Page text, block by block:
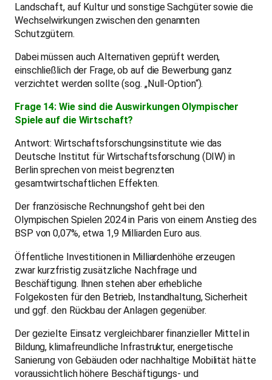
Landschaft, auf Kultur und sonstige Sachgüter sowie die
Wechselwirkungen zwischen den genannten
Schutzgütern.
Dabei müssen auch Alternativen geprüft werden,
einschließlich der Frage, ob auf die Bewerbung ganz
verzichtet werden sollte (sog. „Null-Option“).
Frage 14: Wie sind die Auswirkungen Olympischer
Spiele auf die Wirtschaft?
Antwort: Wirtschaftsforschungsinstitute wie das
Deutsche Institut für Wirtschaftsforschung (DIW) in
Berlin sprechen von meist begrenzten
gesamtwirtschaftlichen Effekten.
Der französische Rechnungshof geht bei den
Olympischen Spielen 2024 in Paris von einem Anstieg des
BSP von 0,07%, etwa 1,9 Milliarden Euro aus.
Öffentliche Investitionen in Milliardenhöhe erzeugen
zwar kurzfristig zusätzliche Nachfrage und
Beschäftigung. Ihnen stehen aber erhebliche
Folgekosten für den Betrieb, Instandhaltung, Sicherheit
und ggf. den Rückbau der Anlagen gegenüber.
Der gezielte Einsatz vergleichbarer finanzieller Mittel in
Bildung, klimafreundliche Infrastruktur, energetische
Sanierung von Gebäuden oder nachhaltige Mobilität hätte
voraussichtlich höhere Beschäftigungs- und